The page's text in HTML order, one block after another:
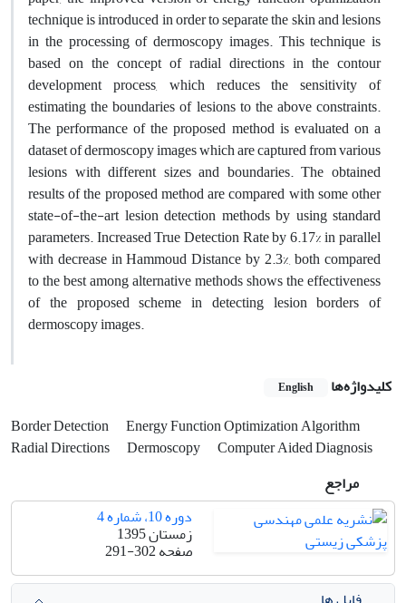
technique is introduced in order to separate the skin and lesions
in the processing of dermoscopy images. This technique is
based on the concept of radial directions in the contour
development process, which reduces the sensitivity of
estimating the boundaries of lesions to the above constraints.
The performance of the proposed method is evaluated on a
dataset of dermoscopy images which are captured from various
lesions with different sizes and boundaries. The obtained
results of the proposed method are compared with some other
state-of-the-art lesion detection methods by using standard
parameters. Increased True Detection Rate by 6.17% in parallel
with decrease in Hammoud Distance by 2.3%, both compared
to the best among alternative methods shows the effectiveness
of the proposed scheme in detecting lesion borders of
dermoscopy images.
کلیدواژه‌ها English
Border Detection
Energy Function Optimization Algorithm
Radial Directions
Dermoscopy
Computer Aided Diagnosis
مراجع
دوره 10، شماره 4
زمستان 1395
صفحه291-302